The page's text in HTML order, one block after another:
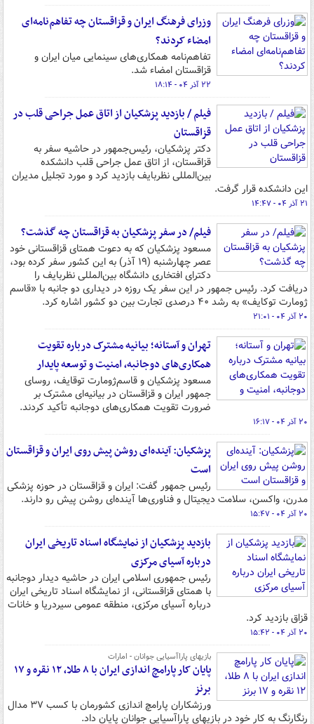
وزرای فرهنگ ایران و قزاقستان چه تفاهم‌نامه‌ای
امضاء کردند؟
تفاهم‌نامه همکاری‌های سینمایی میان ایران و
قزاقستان امضاء شد.
۲۲ آذر ۰۴ - ۱۸:۱۴
فیلم / بازدید پزشکیان از اتاق عمل جراحی قلب در
قزاقستان
دکتر پزشکیان، رئیس‌جمهور در حاشیه سفر به
قزاقستان، از اتاق عمل جراحی قلب دانشکده
بین‌المللی نظربایف بازدید کرد و مورد تجلیل مدیران
این دانشکده قرار گرفت.
۲۱ آذر ۰۴ - ۱۴:۴۷
فیلم/ در سفر پزشکیان به قزاقستان چه گذشت؟
مسعود پزشکیان که به دعوت همتای قزاقستانی خود
عصر چهارشنبه (۱۹ آذر) به این کشور سفر کرده بود،
دکترای افتخاری دانشگاه بین‌المللی نظربایف را
دریافت کرد. رئیس جمهور در این سفر یک روزه در دیداری دو جانبه با «قاسم
ژومارت توکایف» به رشد ۴۰ درصدی تجارت بین دو کشور اشاره کرد.
۲۰ آذر ۰۴ - ۲۱:۰۱
تهران و آستانه؛ بیانیه مشترک درباره تقویت
همکاری‌های دوجانبه، امنیت و توسعه پایدار
مسعود پزشکیان و قاسم‌ژومارت توقایف، روسای
جمهور ایران و قزاقستان در بیانیه‌ای مشترک بر
ضرورت تقویت همکاری‌های دوجانبه تأکید کردند.
۲۰ آذر ۰۴ - ۱۶:۱۷
پزشکیان: آینده‌ای روشن پیش روی ایران و قزاقستان
است
رئیس جمهور گفت: ایران و قزاقستان در حوزه پزشکی
مدرن، واکسن، سلامت دیجیتال و فناوری‌ها آینده‌ای روشن پیش رو دارند.
۲۰ آذر ۰۴ - ۱۵:۴۷
بازدید پزشکیان از نمایشگاه اسناد تاریخی ایران
درباره آسیای مرکزی
رئیس جمهوری اسلامی ایران در حاشیه دیدار دوجانبه
با همتای قزاقستانی، از نمایشگاه اسناد تاریخی ایران
درباره آسیای مرکزی، منطقه عمومی سیردریا و خانات
قزاق بازدید کرد.
۲۰ آذر ۰۴ - ۱۵:۴۲
بازیهای پاراآسیایی جوانان - امارات
پایان کار پارامچ اندازی ایران با ۸ طلا، ۱۲ نقره و ۱۷
برنز
ورزشکاران پارامچ اندازی کشورمان با کسب ۳۷ مدال
رنگارنگ به کار خود در بازیهای پاراآسیایی جوانان پایان داد.